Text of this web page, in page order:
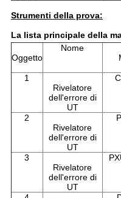
Strumenti della prova:
La lista principale della
Oggetto
Nome
1
Rivelatore
dell'errore di
UT
2
Rivelatore
dell'errore di
UT
3
Rivelatore
dell'errore di
UT